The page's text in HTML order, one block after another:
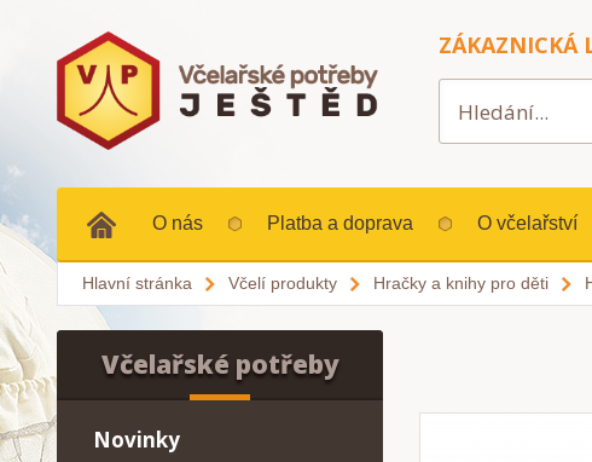
ZÁKAZNICKÁ
O nás Platba a doprava O včelařství
Hlavní stránka Včelí produkty Hračky a knihy pro děti
Včelařské potřeby
Novinky